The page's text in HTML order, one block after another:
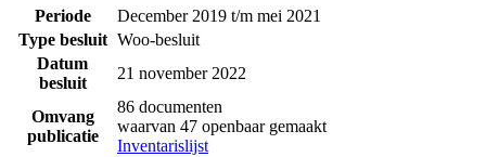
Periode
December 2019 t/m mei 2021
Type besluit Woo-besluit
Datum
besluit
21 november 2022
Omvang
publicatie
86 documenten
waarvan 47 openbaar gemaakt
Inventarislijst